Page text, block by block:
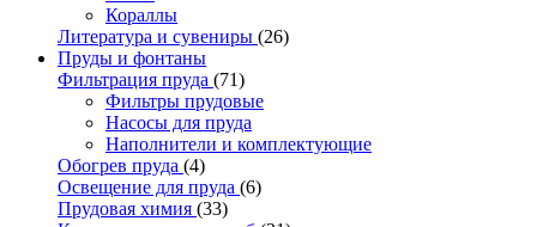
Кораллы
Литература и сувениры (26)
Пруды и фонтаны
Фильтрация пруда (71)
Фильтры прудовые
Насосы для пруда
Наполнители и комплектующие
Обогрев пруда (4)
Освещение для пруда (6)
Прудовая химия (33)